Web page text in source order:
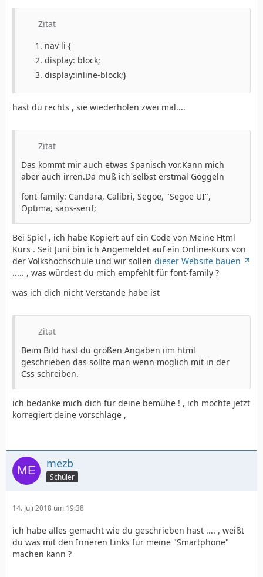
Zitat
nav li {
display: block;
display:inline-block;}
hast du rechts , sie wiederholen zwei mal....
Zitat
Das kommt mir auch etwas Spanisch vor.Kann mich
aber auch irren.Da muß ich selbst erstmal Goggeln
font-family: Candara, Calibri, Segoe, "Segoe UI",
Optima, sans-serif;
Bei Spiel , ich habe Kopiert auf ein Code von Meine Html
Kurs . Seit Juni bin ich Angemeldet auf ein Online-Kurs von
der Volkshochschule und wir sollen dieser Website bauen
..... , was würdest du mich empfehlt für font-family ?
was ich dich nicht Verstande habe ist
Zitat
Beim Bild hast du größen Angaben iim html
geschrieben das sollte man wenn möglich mit in der
Css schreiben.
ich bedanke mich dich für deine bemühe ! , ich möchte jetzt
korregiert deine vorschlage ,
mezb
Schüler
14. Juli 2018 um 19:38
ich habe alles gemacht wie du geschrieben hast .... , weißt
du was mit den Inneren Links für meine "Smartphone"
machen kann ?